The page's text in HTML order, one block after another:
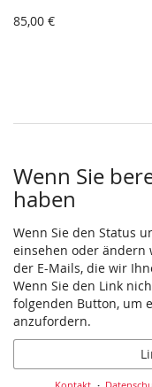
85,00 €
Wenn Sie
haben
Wenn Sie den Status
einsehen oder ändern
der E-Mails, die wir
Wenn Sie den Link
folgenden Button, um
anzufordern.